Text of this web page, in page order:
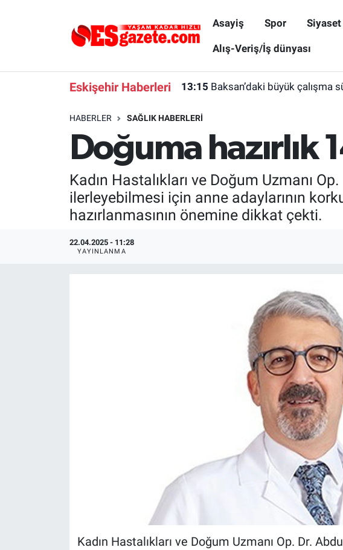
Asayiş Spor Siyaset
Alış-Veriş/İş dünyası
Eskişehir Haberleri 13:15 Baksan’daki büyük çalışma
HABERLER SAĞLIK HABERLERI
Doğuma hazırlık
Kadın Hastalıkları ve Doğum Uzmanı
ilerleyebilmesi için anne adaylarının
hazırlanmasının önemine dikkat çekti.
22.04.2025 - 11:28
YAYINLANMA
Kadın Hastalıkları ve Doğum Uzmanı Op. Dr.
Eskişehirspor Arşivi
Röportaj
Bilim ve Teknoloji
Eskişehir Nöbetçi Eczaneler
Süper Lig Puan Durumu ve Fikstür
Son Dakika Haberleri